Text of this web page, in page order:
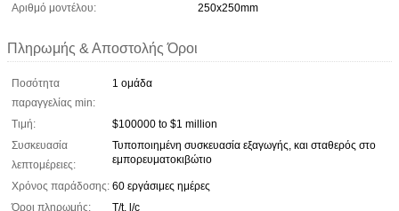
Αριθμό μοντέλου:
250x250mm
Πληρωμής & Αποστολής Όροι
Ποσότητα
παραγγελίας min:
1 ομάδα
Τιμή:
$100000 to $1 million
Συσκευασία
λεπτομέρειες:
Τυποποιημένη συσκευασία εξαγωγής, και σταθερός στο
εμπορευματοκιβώτιο
Χρόνος παράδοσης: 60 εργάσιμες ημέρες
Όροι πληρωμής:
T/t, l/c